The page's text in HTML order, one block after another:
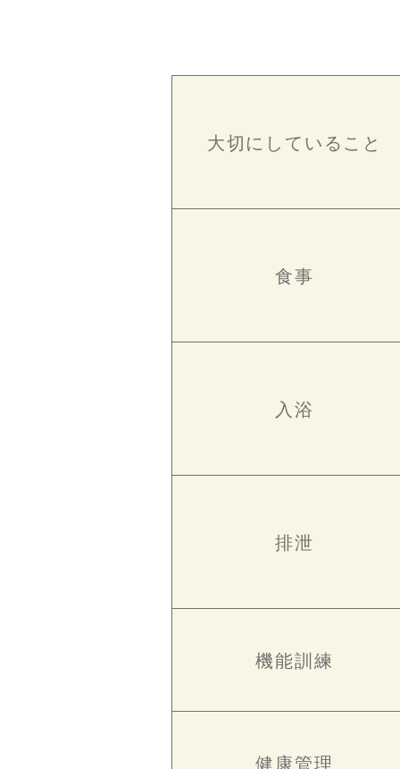
大切にしていること
食事
入浴
排泄
機能訓練
健康管理